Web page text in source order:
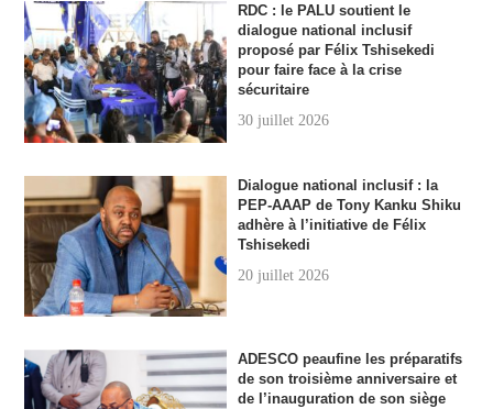
RDC : le PALU soutient le
dialogue national inclusif
proposé par Félix Tshisekedi
pour faire face à la crise
sécuritaire
30 juillet 2026
Dialogue national inclusif : la
PEP-AAAP de Tony Kanku Shiku
adhère à l’initiative de Félix
Tshisekedi
20 juillet 2026
ADESCO peaufine les préparatifs
de son troisième anniversaire et
de l’inauguration de son siège